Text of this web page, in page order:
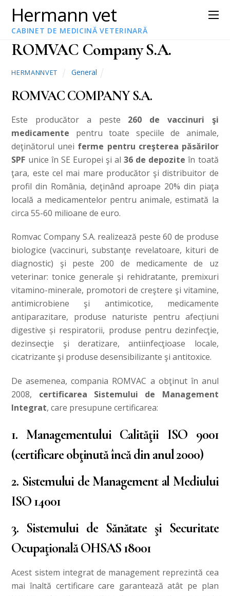
Hermann vet
CABINET DE MEDICINĂ VETERINARĂ
19 mai , 2016
ROMVAC Company S.A.
HERMANNVET General
ROMVAC COMPANY S.A.
Este producător a peste 260 de vaccinuri şi
medicamente pentru toate speciile de animale,
deţinătorul unei ferme pentru creşterea păsărilor
SPF unice în SE Europei şi al36 de depozite în toată
ţara, este cel mai mare producător şi distribuitor de
profil din România,deţinând aproape 20% din piaţa
locală a medicamentelor pentru animale, estimată la
circa 55-60 milioane de euro.
Romvac Company S.A. realizează peste 60 de produse
biologice (vaccinuri, substanţe revelatoare, kituri de
diagnostic) şi peste 200 de medicamente de uz
veterinar: tonice generale şi rehidratante, premixuri
vitamino-minerale, promotori de creştere şi vitamine,
antimicrobiene şi antimicotice, medicamente
antiparazitare, produse naturiste pentru afecțiuni
digestive și respiratorii, produse pentru dezinfecţie,
dezinsecţie şi deratizare, antiinfecţioase locale,
cicatrizante şi produse desensibilizante şi antitoxice.
De asemenea, compania ROMVAC a obţinut în anul
2008, certificarea Sistemului de Management
Integrat, care presupune certificarea:
1. Managementului Calităţii ISO 9001
(certificare obţinută încă din anul 2000)
2. Sistemului de Management al Mediului
ISO 14001
3. Sistemului de Sănătate şi Securitate
Ocupaţională OHSAS 18001
Acest sistem integrat de management reprezintă cea
mai înaltă certificare care garantează atât pe plan